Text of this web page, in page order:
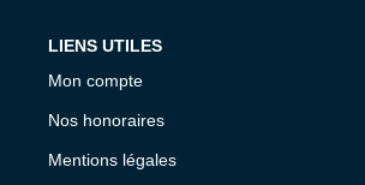
LIENS UTILES
Mon compte
Nos honoraires
Mentions légales